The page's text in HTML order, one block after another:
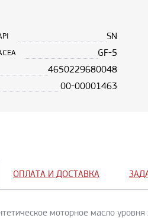
SN
GF-5
4650229680048
00-00001463
ОПЛАТА И ДОСТАВКА
моторное масло